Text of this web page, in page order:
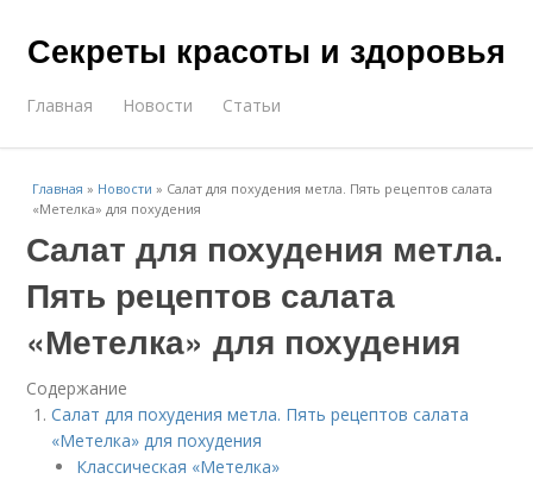
Секреты красоты и здоровья
Главная Новости Статьи
Главная » Новости » Салат для похудения метла. Пять рецептов салата
«Метелка» для похудения
Салат для похудения метла.
Пять рецептов салата
«Метелка» для похудения
Содержание
Салат для похудения метла. Пять рецептов салата
«Метелка» для похудения
Классическая «Метелка»